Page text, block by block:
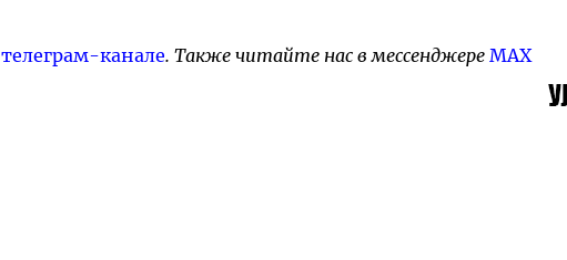
телеграм-канале. Также читайте нас в мессенджере MAX